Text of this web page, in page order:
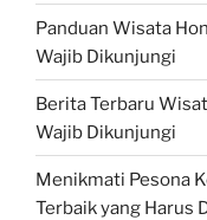
Panduan Wisata
Wajib Dikunjungi
Berita Terbaru
Wajib Dikunjungi
Menikmati Pesona
Terbaik yang Harus